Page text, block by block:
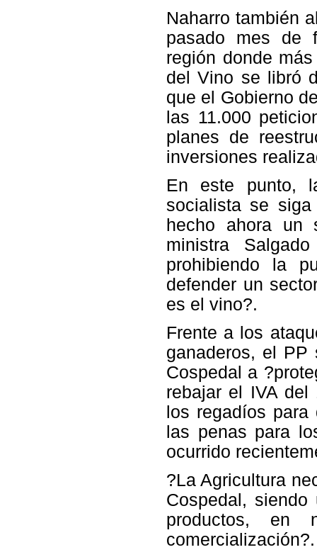
Naharro también
pasado mes de
región donde
del Vino se libró
que el Gobierno
las 11.000
planes de
inversiones
En este punto,
socialista se
hecho ahora un
ministra
prohibiendo la
defender un
es el vino?.
Frente a los
ganaderos, el PP
Cospedal a
rebajar el IVA
los regadíos para
las penas para
ocurrido
?La Agricultura
Cospedal,
productos, en
comercialización?.